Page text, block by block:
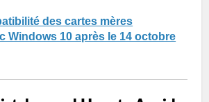
des cartes mères
Windows 10 après le 14 octobre